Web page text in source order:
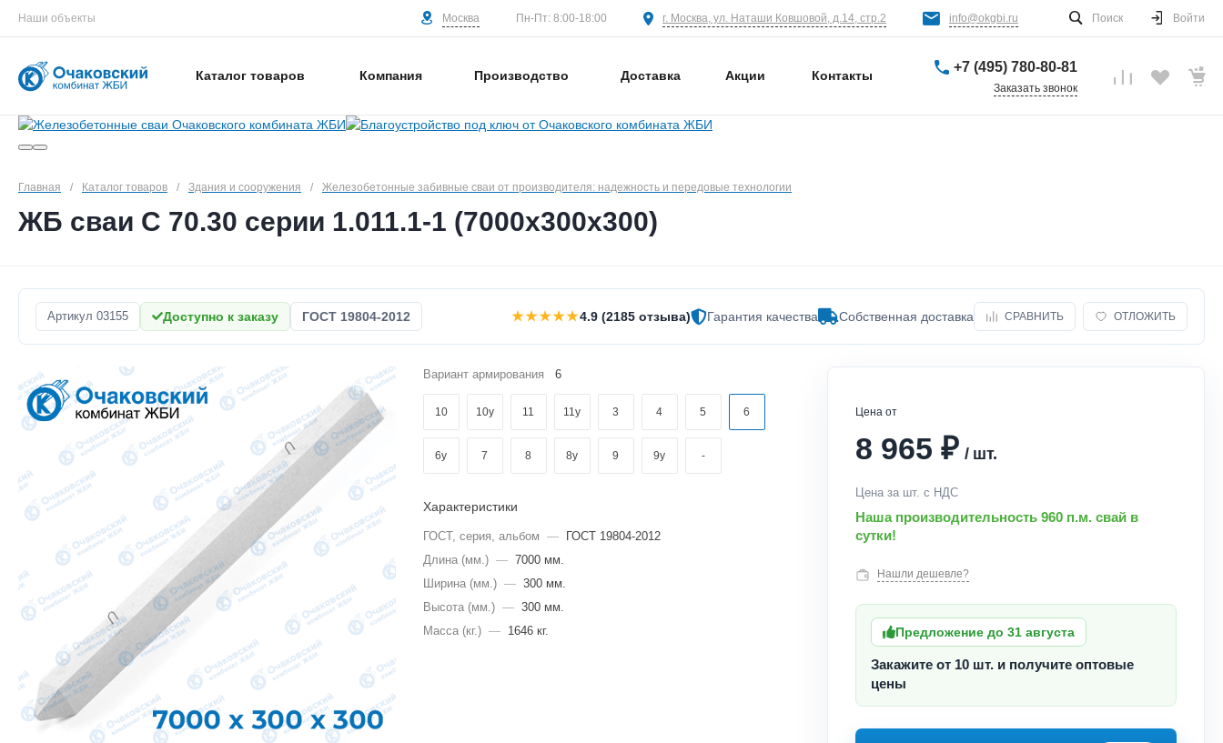
Наши объекты Москва Пн-Пт: 8:00-18:00 г. Москва, ул. Наташи Ковшовой, д.14, стр.2 info@okgbi.ru Поиск Войти
Каталог товаров Компания Производство Доставка Акции Контакты
+7 (495) 780-80-81
Заказать звонок
Главная / Каталог товаров / Здания и сооружения / Железобетонные забивные сваи от производителя: надежность и передовые технологии
ЖБ сваи С 70.30 серии 1.011.1-1 (7000х300х300)
Артикул 03155 Доступно к заказу ГОСТ 19804-2012 ★★★★★4.9 (2185 отзыва) Гарантия качества Собственная доставка СРАВНИТЬ ОТЛОЖИТЬ
Вариант армирования 6
10 10у 11 11у 3 4 5 6
6у 7 8 8у 9 9у -
Характеристики
ГОСТ, серия, альбом —
ГОСТ 19804-2012
Длина (мм.) — 7000 мм.
Ширина (мм.) — 300 мм.
Высота (мм.) — 300 мм.
Масса (кг.) — 1646 кг.
Цена от
8 965₽ / шт.
Цена за шт. с НДС
Наша производительность 960 п.м. свай в
сутки!
Нашли дешевле?
Предложение до 31 августа
Закажите от 10 шт. и получите оптовые
цены